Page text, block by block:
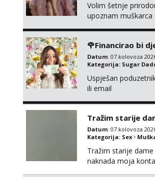
Volim šetnje
upoznam muškarca
🌹Financirao bi
Datum: 07.kolovoza
Kategorija: Sugar
Uspješan
ili email
Tražim starije
Datum: 07.kolovoza
Kategorija: Sex
Tražim starije
naknada moja